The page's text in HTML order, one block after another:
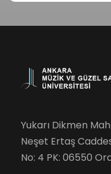
Yukarı Dikmen
Neşet Ertaş
No: 4 PK: 06550